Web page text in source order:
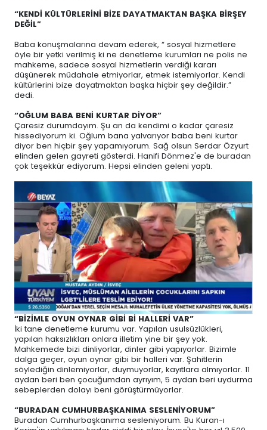
“KENDİ KÜLTÜRLERİNİ BİZE DAYATMAKTAN BAŞKA BİRŞEY
DEĞİL”
Baba konuşmalarına devam ederek, “ sosyal hizmetlere
öyle bir yetki verilmiş ki ne denetleme kurumları ne polis ne
mahkeme, sadece sosyal hizmetlerin verdiği kararı
düşünerek müdahale etmiyorlar, etmek istemiyorlar. Kendi
kültürlerini bize dayatmaktan başka hiçbir şey değildir.”
dedi.
“OĞLUM BABA BENİ KURTAR DİYOR”
Çaresiz durumdayım. Şu an da kendimi o kadar çaresiz
hissediyorum ki. Oğlum bana yalvarıyor baba beni kurtar
diyor ben hiçbir şey yapamıyorum. Sağ olsun Serdar Özyurt
elinden gelen gayreti gösterdi. Hanifi Dönmez'e de buradan
çok teşekkür ediyorum. Hepsi elinden geleni yaptı.
“BİZİMLE OYUN OYNAR GİBİ Bİ HALLERİ VAR”
İki tane denetleme kurumu var. Yapılan usulsüzlükleri,
yapılan haksızlıkları onlara illetim yine bir şey yok.
Mahkemede bizi dinliyorlar, dinler gibi yapıyorlar. Bizimle
dalga geçer, oyun oynar gibi bir halleri var. Şahitlerin
söylediğin dinlemiyorlar, duymuyorlar, kayıtlara almıyorlar. 11
aydan beri ben çocuğumdan ayrıyım, 5 aydan beri uydurma
sebeplerden dolayı beni görüştürmüyorlar.
“BURADAN CUMHURBAŞKANIMA SESLENİYORUM”
Buradan Cumhurbaşkanıma sesleniyorum. Bu Kuran-ı